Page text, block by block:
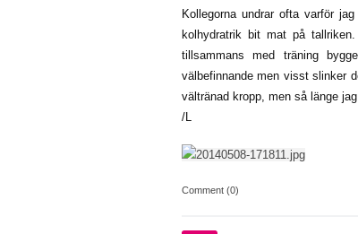
Kollegorna undrar ofta varför
kolhydratrik bit mat på
tillsammans med träning
välbefinnande men visst slinker
vältränad kropp, men så länge
/L
Comment (0)